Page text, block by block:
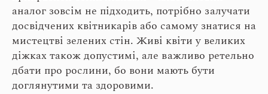
аналог зовсім не підходить, потрібно залучати
досвідчених квітникарів або самому знатися на
мистецтві зелених стін. Живі квіти у великих
діжках також допустимі, але важливо ретельно
дбати про рослини, бо вони мають бути
доглянутими та здоровими.